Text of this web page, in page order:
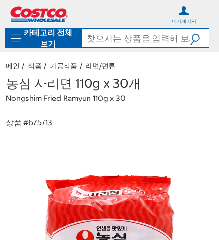
로
기
가
마이페이지
카테고리 전체
보기
메인 식품 가공식품 라면/면류
농심 사리면 110g x 30개
Nongshim Fried Ramyun 110g x 30
상품 #675713